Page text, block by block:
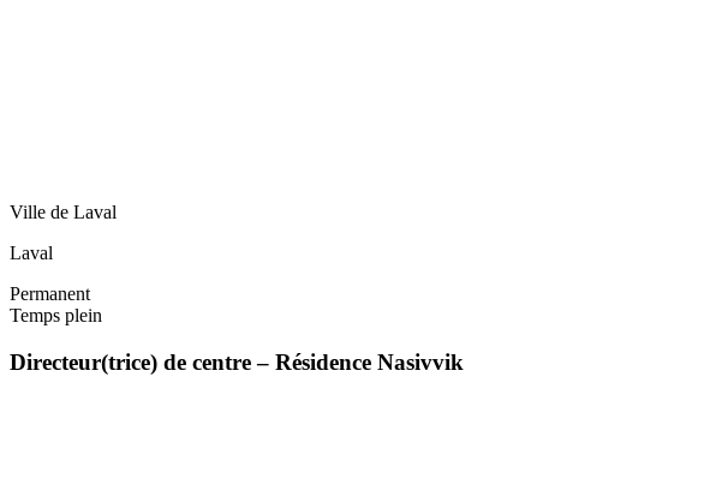
Ville de Laval
Laval
Permanent
Temps plein
Directeur(trice) de centre – Résidence Nasivvik